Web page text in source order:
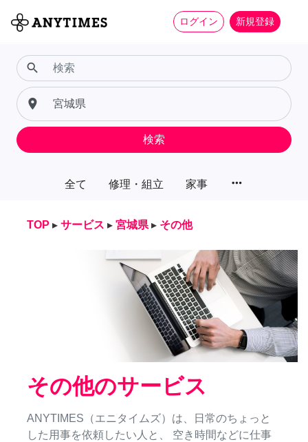
ログイン 新規登録
全て 修理・組立 家事 more_horiz
search
place
検索
TOP ▸ サービス ▸ 宮城県 ▸ その他
その他のサービス
ANYTIMES（エニタイムズ）は、日常のちょっと
した用事を依頼したい人と、 空き時間などに仕事